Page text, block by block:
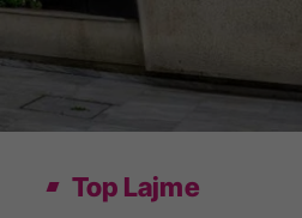
Top Lajme